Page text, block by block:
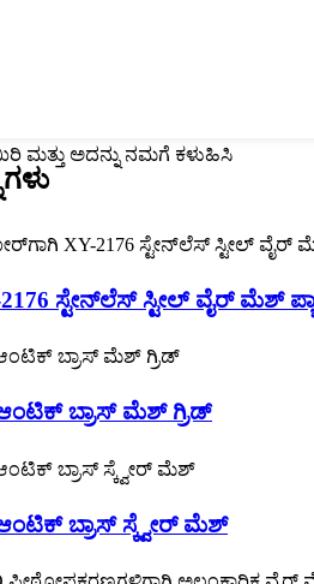
ಮತ್ತು ಅದನ್ನು ನಮಗೆ ಕಳುಹಿಸಿ
2176 ಸ್ಟೇನ್‌ಲೆಸ್ ಸ್ಟೀಲ್ ವೈರ್ ಮೆಶ್
ಆಂಟಿಕ್ ಬ್ರಾಸ್ ಮೆಶ್ ಗ್ರಿಡ್
ಬ್ರಾಸ್ ಸ್ಕ್ವೇರ್ ಮೆಶ್